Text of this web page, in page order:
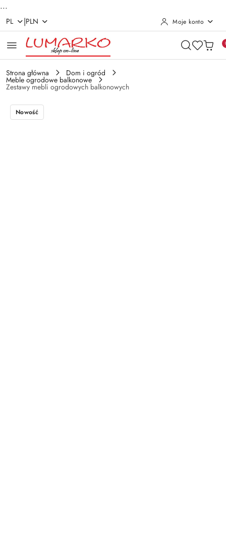
...
Przejdź do treści głównej
Przejdź do wyszukiwarki
Przejdź do moje konto
Przejdź do menu głównego
Przejdź do opisu produktu
Przejdź do stopki
PL |PLN Moje konto
Strona główna Dom i ogród
Meble ogrodowe balkonowe
Zestawy mebli ogrodowych balkonowych
Nowość